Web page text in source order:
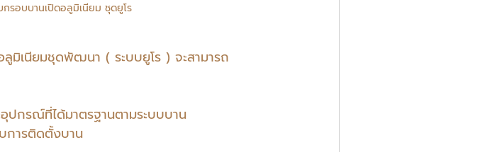
รอบบานเปิดอลูมิเนียม ชุดยูโร
มิเนียมชุดพัฒนา ( ระบบยูโร ) จะสามารถ
ปกรณ์ที่ได้มาตรฐานตามระบบบาน
การติดตั้งบาน